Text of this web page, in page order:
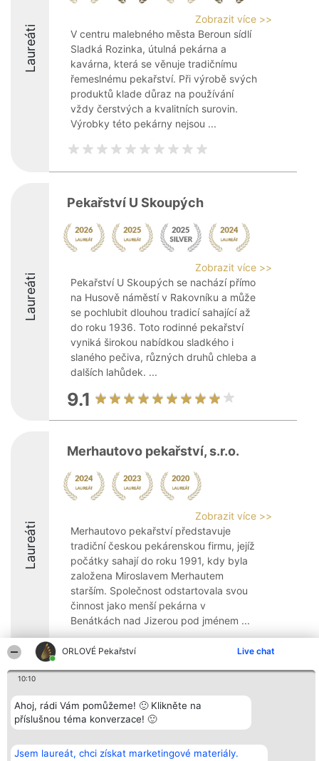
ORLOVÉ Pekařství Live chat
10:10
Ahoj, rádi Vám pomůžeme! 🙂 Klikněte na
příslušnou téma konverzace! 🙂
Jsem laureát, chci získat marketingové materiály.
Laureáti
Zobrazit více >>
V centru malebného města Beroun sídlí
Sladká Rozinka, útulná pekárna a
kavárna, která se věnuje tradičnímu
řemeslnému pekařství. Při výrobě svých
produktů klade důraz na používání
vždy čerstvých a kvalitních surovin.
Výrobky této pekárny nejsou ...
Laureáti
Pekařství U Skoupých
Zobrazit více >>
Pekařství U Skoupých se nachází přímo
na Husově náměstí v Rakovníku a může
se pochlubit dlouhou tradicí sahající až
do roku 1936. Toto rodinné pekařství
vyniká širokou nabídkou sladkého i
slaného pečiva, různých druhů chleba a
dalších lahůdek. ...
9.1
Laureáti
Merhautovo pekařství, s.r.o.
Zobrazit více >>
Merhautovo pekařství představuje
tradiční českou pekárenskou firmu, jejíž
počátky sahají do roku 1991, kdy byla
založena Miroslavem Merhautem
starším. Společnost odstartovala svou
činnost jako menší pekárna v
Benátkách nad Jizerou pod jménem ...
Organizátor hlasování
Bright Side Solutions sp. z o.
o. sp. k.
ul. Ruska 22
KRS 0000749100 | Regon
Plebiscyt
Vítězové
Seznam všech
laureátů
Pravidla
Kontakt